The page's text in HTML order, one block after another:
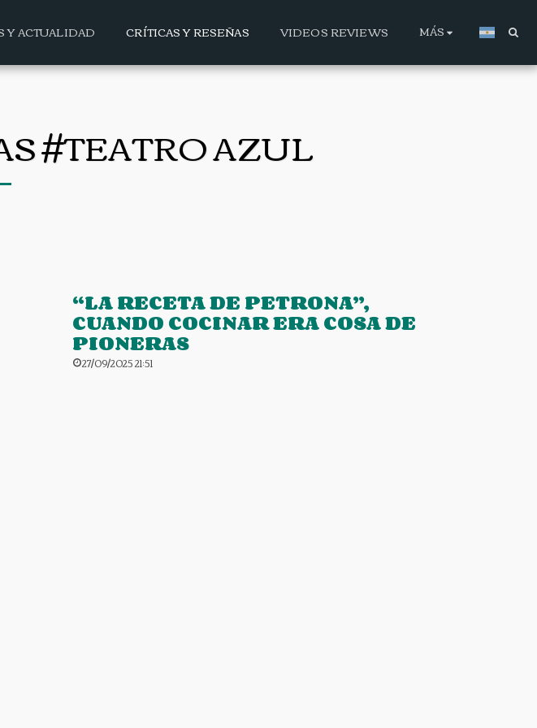
Y ACTUALIDAD CRÍTICAS Y RESEÑAS VIDEOS REVIEWS MÁS
#TEATRO AZUL
“LA RECETA DE PETRONA”,
CUANDO COCINAR ERA COSA DE
PIONERAS
27/09/2025 21:51